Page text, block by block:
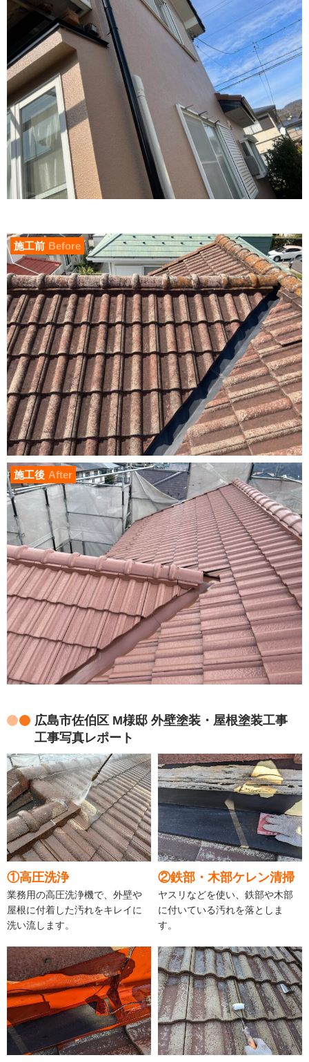
施工前 Before
施工後 After
広島市佐伯区 M様邸 外壁塗装・屋根塗装工事
工事写真レポート
①高圧洗浄
業務用の高圧洗浄機で、外壁や
屋根に付着した汚れをキレイに
洗い流します。
②鉄部・木部ケレン清掃
ヤスリなどを使い、鉄部や木部
に付いている汚れを落としま
す。